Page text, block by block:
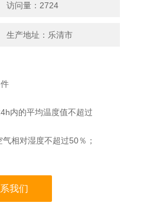
访问量：2724
生产地址：乐清市
内的平均温度值不超过
相对湿度不超过50％；
我们